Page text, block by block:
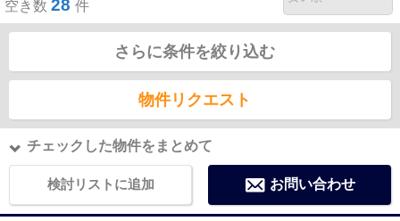
空き数 28 件
さらに条件を絞り込む
物件リクエスト
チェックした物件をまとめて
検討リストに追加 お問い合わせ